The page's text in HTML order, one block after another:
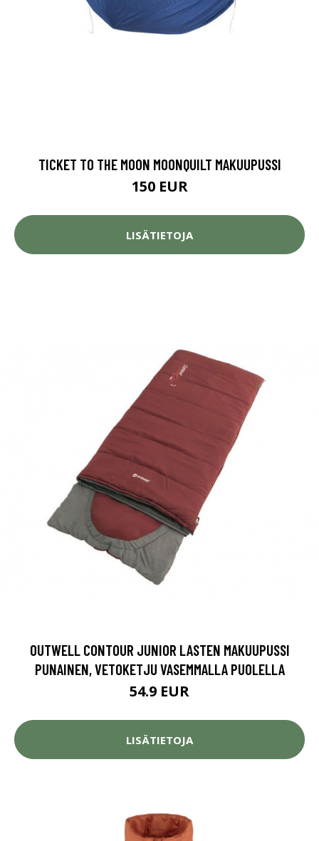
TICKET TO THE MOON MOONQUILT MAKUUPUSSI
150 EUR
LISÄTIETOJA
OUTWELL CONTOUR JUNIOR LASTEN MAKUUPUSSI
PUNAINEN, VETOKETJU VASEMMALLA PUOLELLA
54.9 EUR
LISÄTIETOJA